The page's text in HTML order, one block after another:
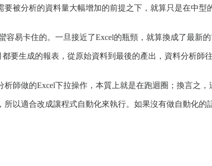
被分析的資料量大幅增加的前提之下，就算只是在中型
易卡住的。一旦接近了Excel的瓶頸，就算換成了最新
要生成的報表，從原始資料到最後的產出，資料分析師
師做的Excel下拉操作，本質上就是在跑迴圈；換言之，
以適合改成讓程式自動化來執行。如果沒有做自動化